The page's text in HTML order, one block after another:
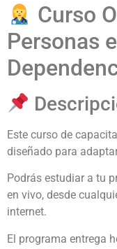
Curso
Personas
Este curso de
diseñado para
Podrás estudiar a tu
en vivo, desde
internet.
El programa entrega